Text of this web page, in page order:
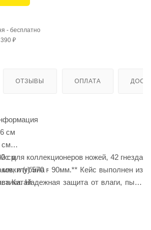
- бесплатно
₽
ОТЗЫВЫ ОПЛАТА
см
см
см
(г) 570 г
Китай
для коллекционеров ножей, 42 гнезда
мм, глубина - 90мм.** Кейс выполнен из
Надежная защита от влаги, пыли